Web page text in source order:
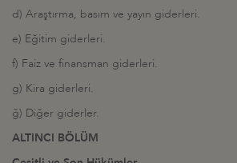
d) Araştırma, basım ve yayın giderleri.
e) Eğitim giderleri.
f) Faiz ve finansman giderleri.
g) Kira giderleri.
ğ) Diğer giderler.
ALTINCI BÖLÜM